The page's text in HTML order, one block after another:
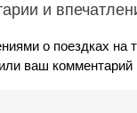
и
о поездках
ваш